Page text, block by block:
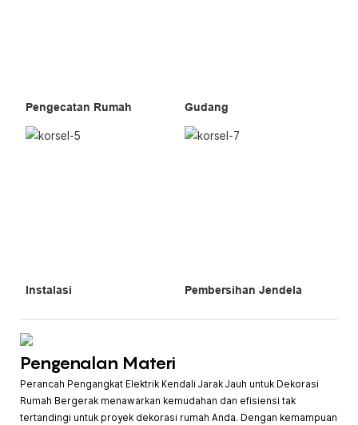
Pengecatan Rumah Gudang
Instalasi Pembersihan Jendela
Pengenalan Materi
Perancah Pengangkat Elektrik Kendali Jarak Jauh untuk Dekorasi
Rumah Bergerak menawarkan kemudahan dan efisiensi tak
tertandingi untuk proyek dekorasi rumah Anda. Dengan kemampuan